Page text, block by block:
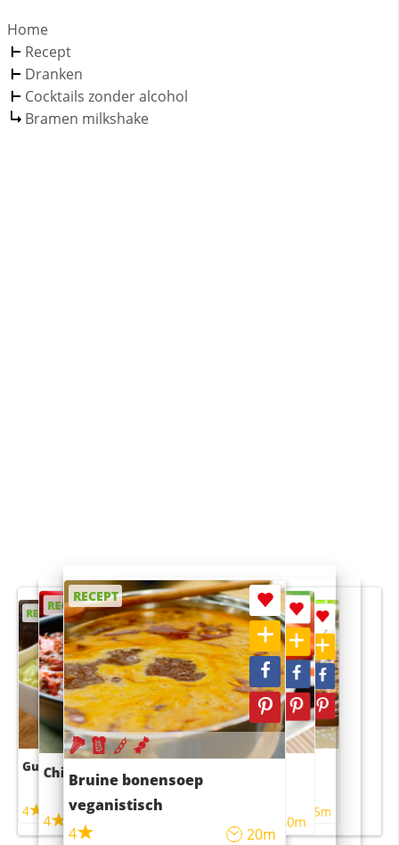
Home
Recept
Dranken
Cocktails zonder alcohol
Bramen milkshake
RECEPT
Guacamole
4
RECEPT
Chili con carne
4
RECEPT
Bruine bonensoep
veganistisch
4
20m
RECEPT
Sushi rijstsalade
maaltijdsalade
40m
RECEPT
4 55m